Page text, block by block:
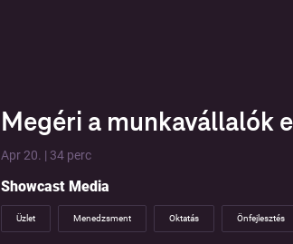
Megéri a munkavállalók
Apr 20. | 34 perc
Showcast Media
Üzlet Menedzsment Oktatás Önfejlesztés